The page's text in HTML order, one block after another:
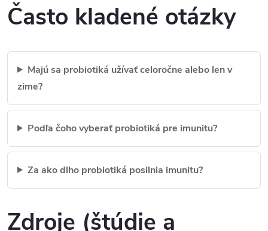
Často kladené otázky
Majú sa probiotiká užívať celoročne alebo len v
zime?
Podľa čoho vyberať probiotiká pre imunitu?
Za ako dlho probiotiká posilnia imunitu?
Zdroje (štúdie a